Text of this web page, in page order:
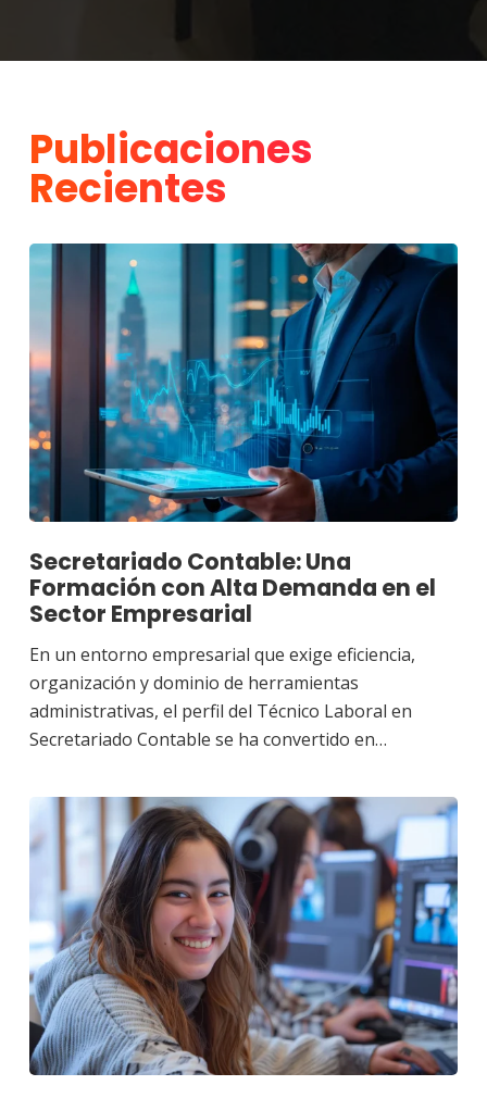
Publicaciones
Recientes
Secretariado Contable: Una
Formación con Alta Demanda en el
Sector Empresarial
En un entorno empresarial que exige eficiencia,
organización y dominio de herramientas
administrativas, el perfil del Técnico Laboral en
Secretariado Contable se ha convertido en…